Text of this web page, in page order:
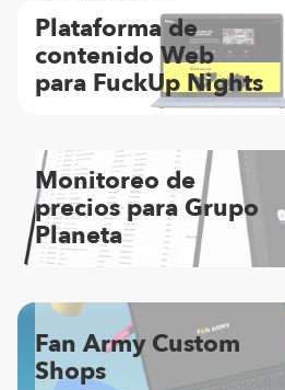
Plataforma de
contenido Web
para FuckUp Nights
Monitoreo de
precios para Grupo
Planeta
Fan Army Custom
Shops